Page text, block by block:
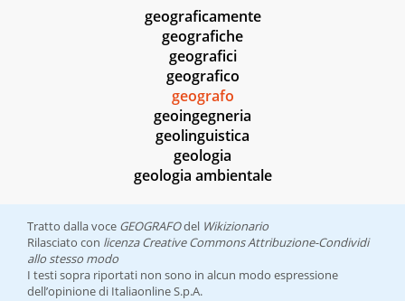
geograficamente
geografiche
geografici
geografico
geografo
geoingegneria
geolinguistica
geologia
geologia ambientale
Tratto dalla voce GEOGRAFOdel Wikizionario
Rilasciato con licenza Creative Commons Attribuzione-Condividi
allo stesso modo
I testi sopra riportati non sono in alcun modo espressione
dell’opinione di Italiaonline S.p.A.